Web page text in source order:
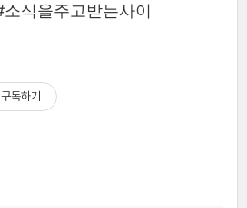
식을주고받는사이
구독하기